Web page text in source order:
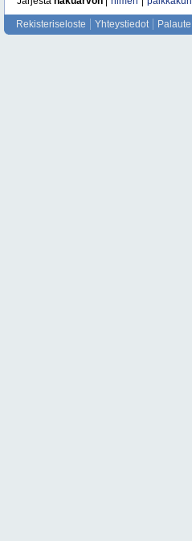
Rekisteriseloste Yhteystiedot Palaute